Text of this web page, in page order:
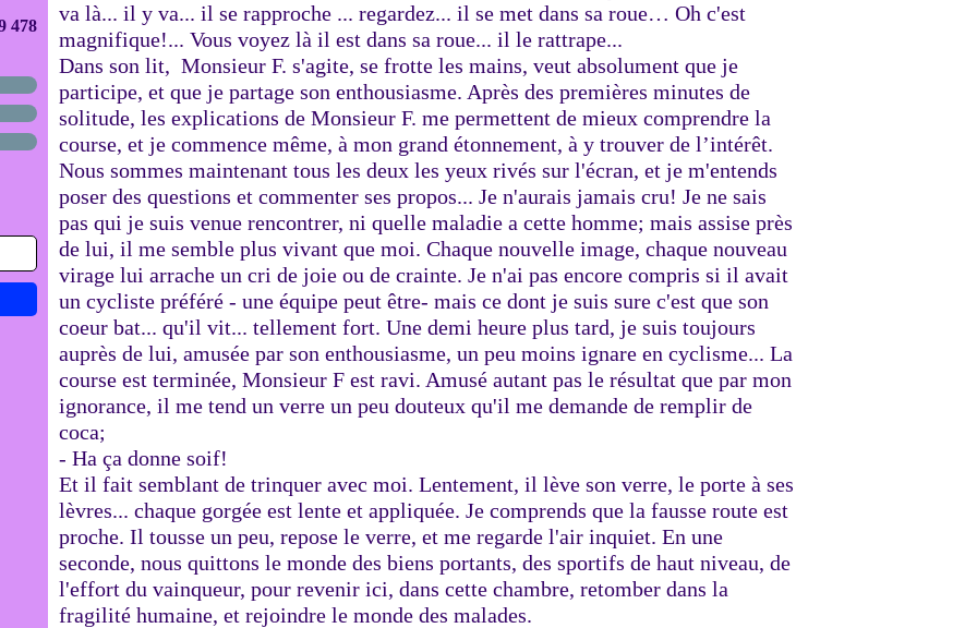
478
va là... il y va... il se rapproche ... regardez... il se met dans sa roue… Oh c'est
magnifique!... Vous voyez là il est dans sa roue... il le rattrape...
Dans son lit, Monsieur F. s'agite, se frotte les mains, veut absolument que je
participe, et que je partage son enthousiasme. Après des premières minutes de
solitude, les explications de Monsieur F. me permettent de mieux comprendre la
course, et je commence même, à mon grand étonnement, à y trouver de l’intérêt.
Nous sommes maintenant tous les deux les yeux rivés sur l'écran, et je m'entends
poser des questions et commenter ses propos... Je n'aurais jamais cru! Je ne sais
pas qui je suis venue rencontrer, ni quelle maladie a cette homme; mais assise près
de lui, il me semble plus vivant que moi. Chaque nouvelle image, chaque nouveau
virage lui arrache un cri de joie ou de crainte. Je n'ai pas encore compris si il avait
un cycliste préféré - une équipe peut être- mais ce dont je suis sure c'est que son
coeur bat... qu'il vit... tellement fort. Une demi heure plus tard, je suis toujours
auprès de lui, amusée par son enthousiasme, un peu moins ignare en cyclisme... La
course est terminée, Monsieur F est ravi. Amusé autant pas le résultat que par mon
ignorance, il me tend un verre un peu douteux qu'il me demande de remplir de
coca;
- Ha ça donne soif!
Et il fait semblant de trinquer avec moi. Lentement, il lève son verre, le porte à ses
lèvres... chaque gorgée est lente et appliquée. Je comprends que la fausse route est
proche. Il tousse un peu, repose le verre, et me regarde l'air inquiet. En une
seconde, nous quittons le monde des biens portants, des sportifs de haut niveau, de
l'effort du vainqueur, pour revenir ici, dans cette chambre, retomber dans la
fragilité humaine, et rejoindre le monde des malades.